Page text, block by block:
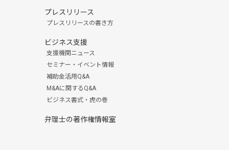
プレスリリース
プレスリリースの書き方
ビジネス支援
支援機関ニュース
セミナー・イベント情報
補助金活用Q&A
M&Aに関するQ&A
ビジネス書式・虎の巻
弁理士の著作権情報室